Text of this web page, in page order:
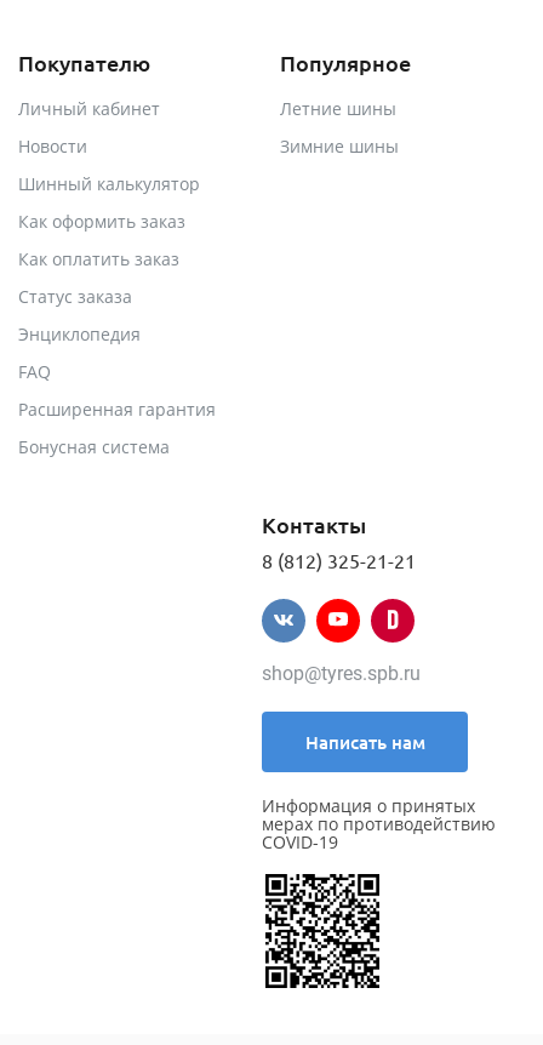
Покупателю
Личный кабинет
Новости
Шинный калькулятор
Как оформить заказ
Как оплатить заказ
Статус заказа
Энциклопедия
FAQ
Расширенная гарантия
Бонусная система
Популярное
Летние шины
Зимние шины
Контакты
8 (812) 325-21-21
shop@tyres.spb.ru
Написать нам
Информация о принятых
мерах по противодействию
COVID-19